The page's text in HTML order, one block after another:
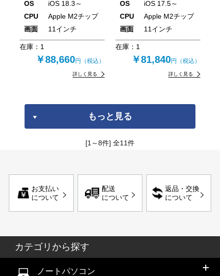
OS
iOS 18.3～
CPU
Apple M2チップ
画面
11インチ
在庫： 1
￥88,660円（税込）
詳しく見る
OS
iOS 17.5～
CPU
Apple M2チップ
画面
11インチ
在庫： 1
￥81,840円（税込）
詳しく見る
もっと見る
[1～8件] 全11件
お支払い
について
配送
について
返品・交換
について
カテゴリから探す
ノートパソコン